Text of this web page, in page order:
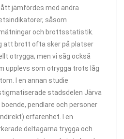
jämfördes med andra
såsom
och brottsstatistik.
att brott ofta sker på platser
otrygga, men vi såg också
upplevs som otrygga trots låg
I en annan studie
stadsdelen Järva
pendlare och personer
erfarenhet. I en
deltagarna trygga och